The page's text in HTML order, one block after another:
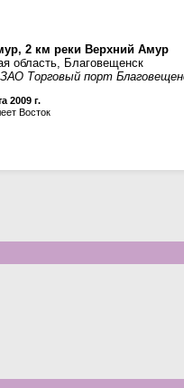
2 км реки Верхний Амур
область, Благовещенск
Торговый порт
2009 г.
Восток